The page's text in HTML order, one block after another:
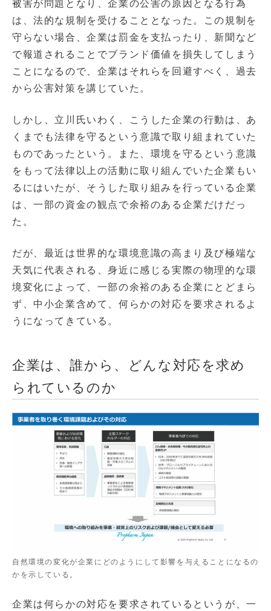
被害が問題となり、企業の公害の原因となる行為
は、法的な規制を受けることとなった。この規制を
守らない場合、企業は罰金を支払ったり、新聞など
で報道されることでブランド価値を損失してしまう
ことになるので、企業はそれらを回避すべく、過去
から公害対策を講じていた。
しかし、立川氏いわく、こうした企業の行動は、あ
くまでも法律を守るという意識で取り組まれていた
ものであったという。また、環境を守るという意識
をもって法律以上の活動に取り組んでいた企業もい
るにはいたが、そうした取り組みを行っている企業
は、一部の資金の観点で余裕のある企業だけだっ
た。
だが、最近は世界的な環境意識の高まり及び極端な
天気に代表される、身近に感じる実際の物理的な環
境変化によって、一部の余裕のある企業にとどまら
ず、中小企業含めて、何らかの対応を要求されるよ
うになってきている。
企業は、誰から、どんな対応を求め
られているのか
自然環境の変化が企業にどのようにして影響を与えることになるの
かを示している。
企業は何らかの対応を要求されているというが、一